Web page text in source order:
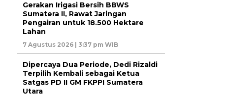
Gerakan Irigasi Bersih BBWS
Sumatera II, Rawat Jaringan
Pengairan untuk 18.500 Hektare
Lahan
7 Agustus 2026 | 3:37 pm WIB
Dipercaya Dua Periode, Dedi Rizaldi
Terpilih Kembali sebagai Ketua
Satgas PD II GM FKPPI Sumatera
Utara